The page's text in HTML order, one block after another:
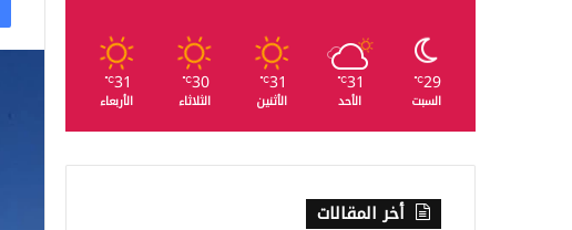
29
℃
السبت
31
℃
الأحد
31
℃
الأثنين
30
℃
الثلاثاء
31
℃
الأربعاء
أخر المقالات